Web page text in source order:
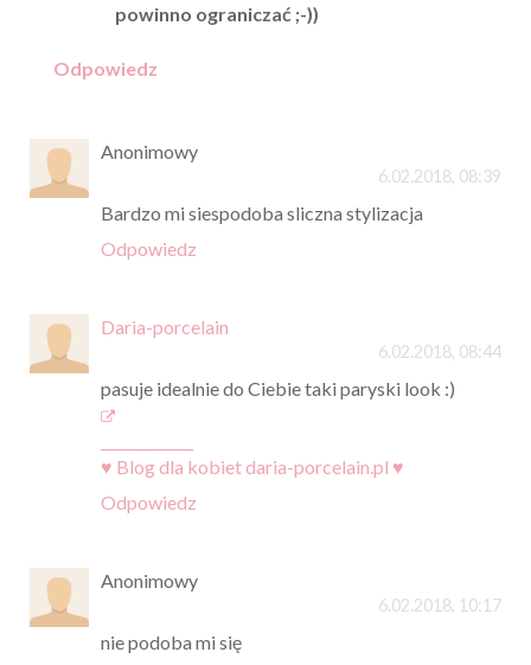
powinno ograniczać ;-))
Odpowiedz
Anonimowy
6.02.2018, 08:39
Bardzo mi siespodoba sliczna stylizacja
Odpowiedz
Daria-porcelain
6.02.2018, 08:44
pasuje idealnie do Ciebie taki paryski look :)
♥ Blog dla kobiet daria-porcelain.pl ♥
Odpowiedz
Anonimowy
6.02.2018, 10:17
nie podoba mi się